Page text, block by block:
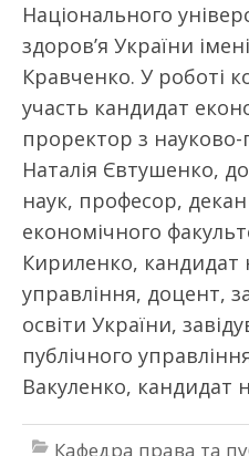
Національного
здоров’я України
Кравченко. У роботі
участь кандидат
проректор з науково-
Наталія Євтушенко,
наук, професор,
економічного
Кириленко, кандидат
управління, доцент,
освіти України,
публічного
Вакуленко, кандидат
Кафедра права та